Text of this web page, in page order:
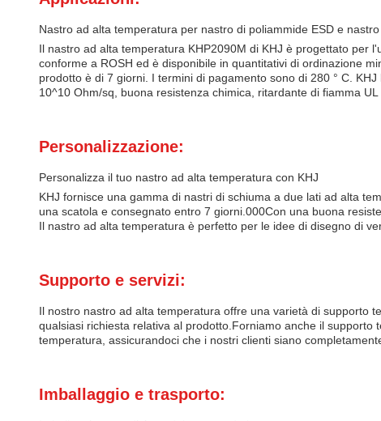
Nastro ad alta temperatura per nastro di poliammide ESD e
Il nastro ad alta temperatura KHP2090M di KHJ è progettato per
conforme a ROSH ed è disponibile in quantitativi di ordinazione
prodotto è di 7 giorni. I termini di pagamento sono di 280 ° C.
10^10 Ohm/sq, buona resistenza chimica, ritardante di fiamma
Personalizzazione:
Personalizza il tuo nastro ad alta temperatura con KHJ
KHJ fornisce una gamma di nastri di schiuma a due lati ad alta
una scatola e consegnato entro 7 giorni.000Con una buona
Il nastro ad alta temperatura è perfetto per le idee di disegno di
Supporto e servizi:
Il nostro nastro ad alta temperatura offre una varietà di supporto
qualsiasi richiesta relativa al prodotto.Forniamo anche il
temperatura, assicurandoci che i nostri clienti siano
Imballaggio e trasporto: